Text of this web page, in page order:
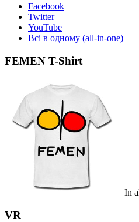
Facebook
Twitter
YouTube
Всі в одному (all-in-one)
FEMEN T-Shirt
In
VR